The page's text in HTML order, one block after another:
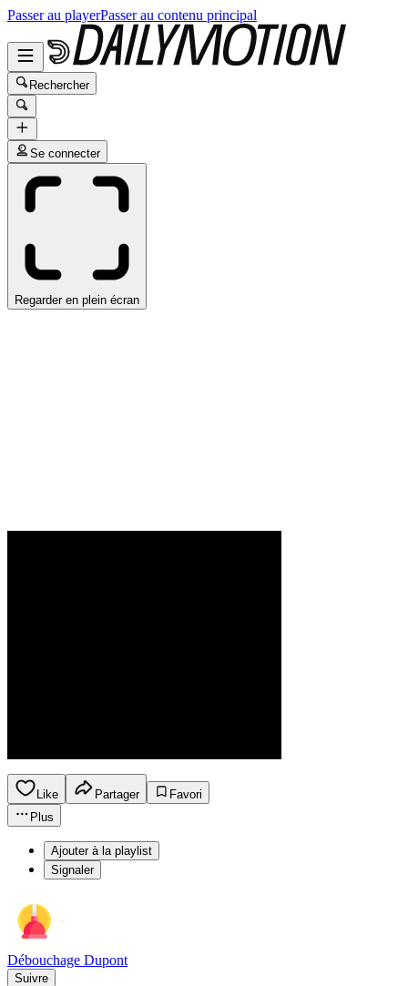
Passer au playerPasser au contenu principal
Rechercher
Se connecter
Regarder en plein écran
Like Partager
Favori
Plus
Ajouter à la playlist
Signaler
Débouchage Dupont
Suivre